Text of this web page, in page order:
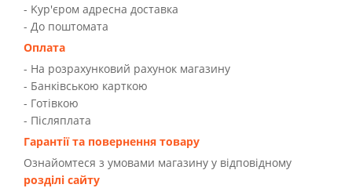
- Kур'єром адресна доставка
- До поштомата
Оплата
- На розрахунковий рахунок магазину
- Банківською карткою
- Готівкою
- Післяплата
Гарантії та повернення товару
Ознайомтеся з умовами магазину у відповідному
розділі сайту